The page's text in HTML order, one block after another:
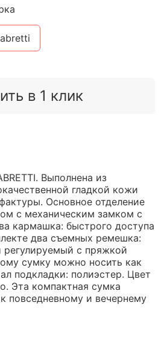
в 1 клик
Выполнена из
гладкой кожи
Основное отделение
с механическим замком с
кармашка: быстрого доступа
два съемных ремешка:
регулируемый с пряжкой
сумку можно носить как
подкладки: полиэстер. Цвет
Эта компактная сумка
повседневному и вечернему